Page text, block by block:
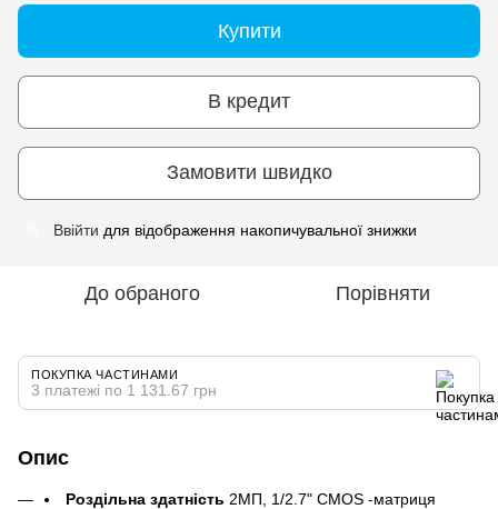
Купити
В кредит
Замовити швидко
Ввійти для відображення накопичувальної знижки
До обраного Порівняти
ПОКУПКА ЧАСТИНАМИ
3 платежі по 1 131.67 грн
Опис
Роздільна здатність 2МП, 1/2.7" CMOS -матриця